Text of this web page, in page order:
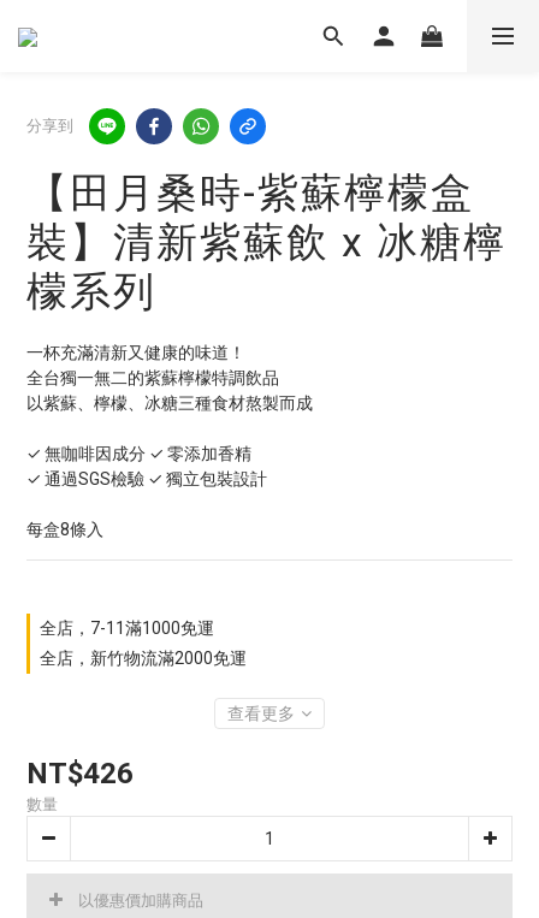
分享到
【田月桑時-紫蘇檸檬盒
裝】清新紫蘇飲 x 冰糖檸
檬系列
一杯充滿清新又健康的味道！
全台獨一無二的紫蘇檸檬特調飲品
以紫蘇、檸檬、冰糖三種食材熬製而成
✓ 無咖啡因成分 ✓ 零添加香精
✓ 通過SGS檢驗 ✓ 獨立包裝設計
每盒8條入
全店，7-11滿1000免運
全店，新竹物流滿2000免運
查看更多
NT$426
數量
以優惠價加購商品